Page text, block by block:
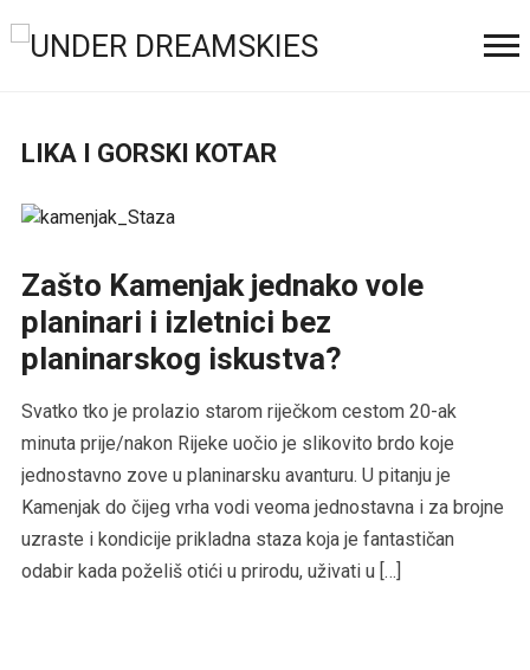
LIKA I GORSKI KOTAR
Zašto Kamenjak jednako vole
planinari i izletnici bez
planinarskog iskustva?
Svatko tko je prolazio starom riječkom cestom 20-ak
minuta prije/nakon Rijeke uočio je slikovito brdo koje
jednostavno zove u planinarsku avanturu. U pitanju je
Kamenjak do čijeg vrha vodi veoma jednostavna i za brojne
uzraste i kondicije prikladna staza koja je fantastičan
odabir kada poželiš otići u prirodu, uživati u […]